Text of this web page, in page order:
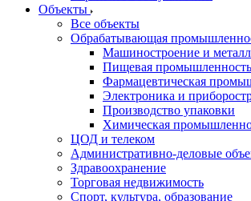
Объекты
Все объекты
Обрабатывающая
Машиностроение и
Пищевая промышленность
Фармацевтическая
Электроника и
Производство упаковки
Химическая
ЦОД и телеком
Административно-деловые
Здравоохранение
Торговая недвижимость
Спорт, культура, образование